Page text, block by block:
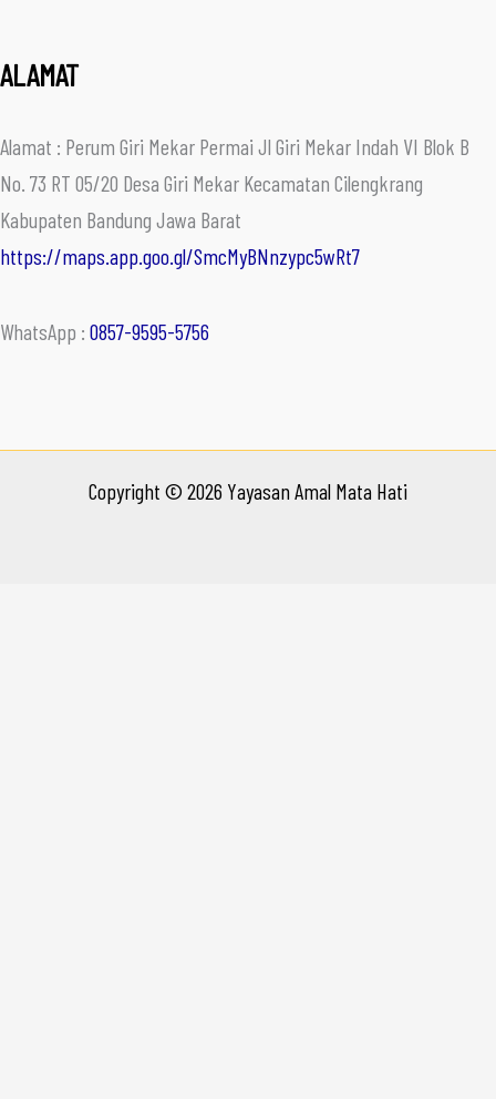
ALAMAT
Alamat : Perum Giri Mekar Permai Jl Giri Mekar Indah VI Blok B
No. 73 RT 05/20 Desa Giri Mekar Kecamatan Cilengkrang
Kabupaten Bandung Jawa Barat
https://maps.app.goo.gl/SmcMyBNnzypc5wRt7
WhatsApp : 0857-9595-5756
Copyright © 2026 Yayasan Amal Mata Hati